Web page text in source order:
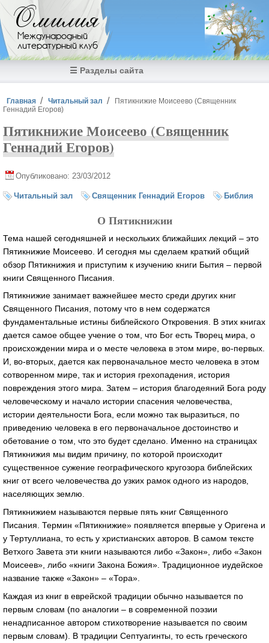
Перейти к основному содержанию
Омилия
Международный
литературный клуб
☰ Разделы сайта
Вы здесь
Главная Читальный зал
Пятикнижие Моисеево (Священник
Геннадий Егоров)
Пятикнижие Моисеево (Священник
Геннадий Егоров)
Опубликовано: 23/03/2012
Читальный зал Священник Геннадий Егоров Библия
О Пятикнижии
Тема нашей сегодняшней и нескольких ближайших лекций – это
Пятикнижие Моисеево. И сегодня мы сделаем краткий общий
обзор Пятикнижия и приступим к изучению книги Бытия – первой
книги Священного Писания.
Пятикнижие занимает важнейшее место среди других книг
Священного Писания, потому что в нем содержатся
фундаментальные истины библейского Откровения. В этих книгах
дается самое общее учение о том, что Бог есть Творец мира, о
происхождении мира и о месте человека в этом мире, во-первых.
И, во-вторых, дается как первоначальное место человека в этом
сотворенном мире, так и история грехопадения, история
повреждения этого мира. Затем – история благодеяний Бога роду
человеческому и начало истории спасения человечества,
истории деятельности Бога, если можно так выразиться, по
приведению человека в его первоначальное достоинство и
обетование о том, что это будет сделано. Именно на страницах
Пятикнижия мы видим причину, по которой происходит
существенное сужение географического кругозора библейских
книг от всего человечества до узких рамок одного из народов,
населяющих землю.
Пятикнижием называются первые пять книг Священного
Писания. Термин «Пятикнижие» появляется впервые у Оригена и
у Тертуллиана, то есть у христианских авторов. В самом тексте
Ветхого Завета эти книги называются либо «Закон», либо «Закон
Моисеев», либо «книги Закона Божия». Традиционное иудейское
название также «Закон» – «Тора».
Каждая из книг в еврейской традиции обычно называется по
первым словам (по аналогии – в современной поэзии
ненадписанное автором стихотворение называется по своим
первым словам). В традиции Септуагинты, то есть греческого